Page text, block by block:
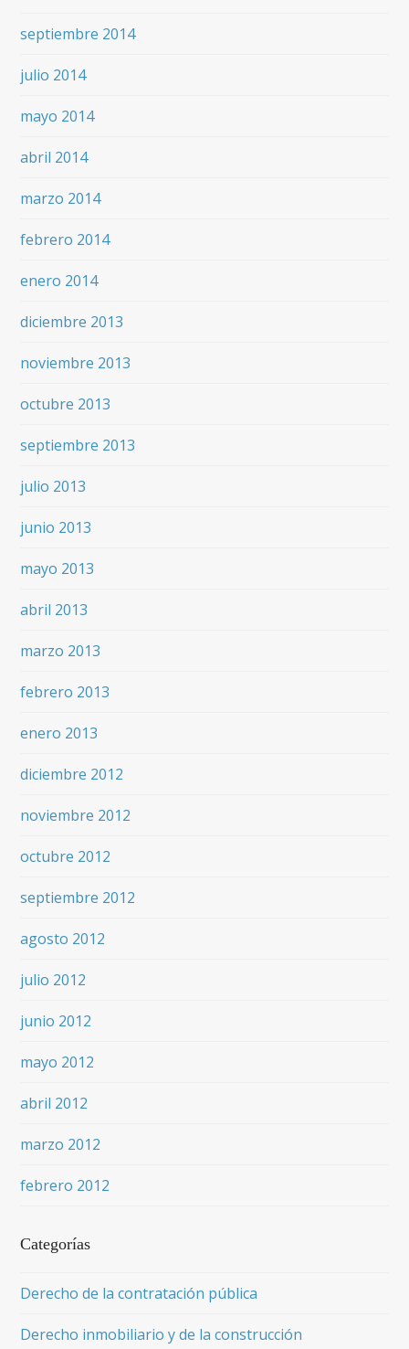
septiembre 2014
julio 2014
mayo 2014
abril 2014
marzo 2014
febrero 2014
enero 2014
diciembre 2013
noviembre 2013
octubre 2013
septiembre 2013
julio 2013
junio 2013
mayo 2013
abril 2013
marzo 2013
febrero 2013
enero 2013
diciembre 2012
noviembre 2012
octubre 2012
septiembre 2012
agosto 2012
julio 2012
junio 2012
mayo 2012
abril 2012
marzo 2012
febrero 2012
Categorías
Derecho de la contratación pública
Derecho inmobiliario y de la construcción